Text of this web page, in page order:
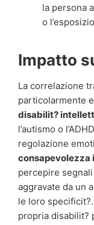
la persona
o
Impatto
La correlazione
particolarmente
disabilit?
l’autismo o
regolazione
percepire
aggravate da un
le loro
propria disabilit?